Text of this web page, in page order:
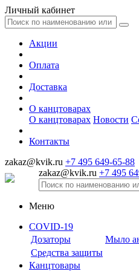
Личный кабинет
Акции
Оплата
Доставка
О канцтоварах
О канцтоварах Новости
Контакты
zakaz@kvik.ru +7 495 649-65-88
zakaz@kvik.ru +7 495
Меню
COVID-19
Дозаторы
Мыло
Средства защиты
Канцтовары